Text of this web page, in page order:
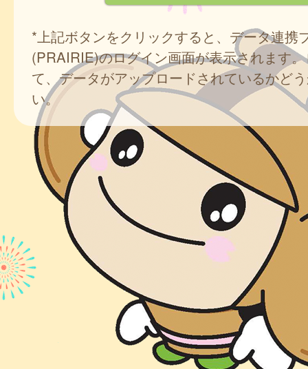
*上記ボタンをクリックすると、データ連携
(PRAIRIE)のログイン画面が表示されます
て、データがアップロードされているかど
い。